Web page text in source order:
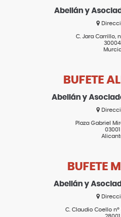
Abellán y
C. Jara Carrillo,
30004
BUFETE
Abellán y
Plaza Gabriel
03001
BUFETE
Abellán y
C. Claudio Coello nº